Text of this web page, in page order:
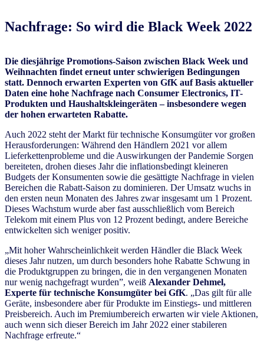
Nachfrage: So wird die Black Week 2022
Die diesjährige Promotions-Saison zwischen Black Week und
Weihnachten findet erneut unter schwierigen Bedingungen
statt. Dennoch erwarten Experten von GfK auf Basis aktueller
Daten eine hohe Nachfrage nach Consumer Electronics, IT-
Produkten und Haushaltskleingeräten – insbesondere wegen
der hohen erwarteten Rabatte.
Auch 2022 steht der Markt für technische Konsumgüter vor großen
Herausforderungen: Während den Händlern 2021 vor allem
Lieferkettenprobleme und die Auswirkungen der Pandemie Sorgen
bereiteten, drohen dieses Jahr die inflationsbedingt kleineren
Budgets der Konsumenten sowie die gesättigte Nachfrage in vielen
Bereichen die Rabatt-Saison zu dominieren. Der Umsatz wuchs in
den ersten neun Monaten des Jahres zwar insgesamt um 1 Prozent.
Dieses Wachstum wurde aber fast ausschließlich vom Bereich
Telekom mit einem Plus von 12 Prozent bedingt, andere Bereiche
entwickelten sich weniger positiv.
„Mit hoher Wahrscheinlichkeit werden Händler die Black Week
dieses Jahr nutzen, um durch besonders hohe Rabatte Schwung in
die Produktgruppen zu bringen, die in den vergangenen Monaten
nur wenig nachgefragt wurden”, weiß Alexander Dehmel,
Experte für technische Konsumgüter bei GfK. „Das gilt für alle
Geräte, insbesondere aber für Produkte im Einstiegs- und mittleren
Preisbereich. Auch im Premiumbereich erwarten wir viele Aktionen,
auch wenn sich dieser Bereich im Jahr 2022 einer stabileren
Nachfrage erfreute.“